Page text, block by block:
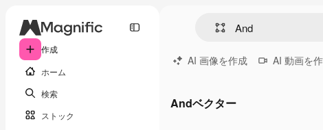
作成
ホーム
検索
ストック
AI 画像を作成 AI 動画を
Andベクター